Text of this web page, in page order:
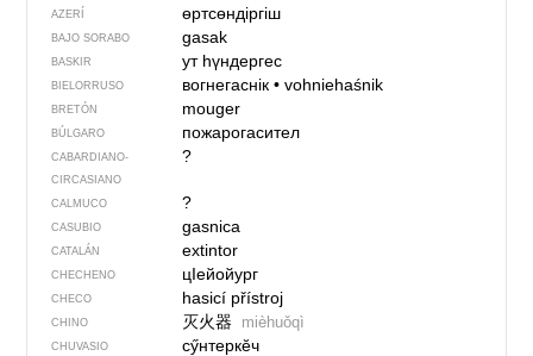
AZERÍ өртсөндіргіш
BAJO SORABO gasak
BASKIR ут һүндергес
BIELORRUSO вогнегаснік• vohniehaśnik
BRETÓN mouger
BÚLGARO пожарогасител
CABARDIANO-
CIRCASIANO
?
CALMUCO ?
CASUBIO gasnica
CATALÁN extintor
CHECHENO цIейойург
CHECO hasicí přístroj
CHINO 灭火器 mièhuǒqì
CHUVASIO сӳнтеркӗч